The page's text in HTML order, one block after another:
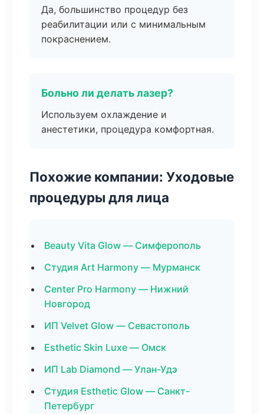
Да, большинство процедур без
реабилитации или с минимальным
покраснением.
Больно ли делать лазер?
Используем охлаждение и
анестетики, процедура комфортная.
Похожие компании: Уходовые
процедуры для лица
Beauty Vita Glow — Симферополь
Студия Art Harmony — Мурманск
Center Pro Harmony — Нижний
Новгород
ИП Velvet Glow — Севастополь
Esthetic Skin Luxe — Омск
ИП Lab Diamond — Улан-Удэ
Студия Esthetic Glow — Санкт-
Петербург